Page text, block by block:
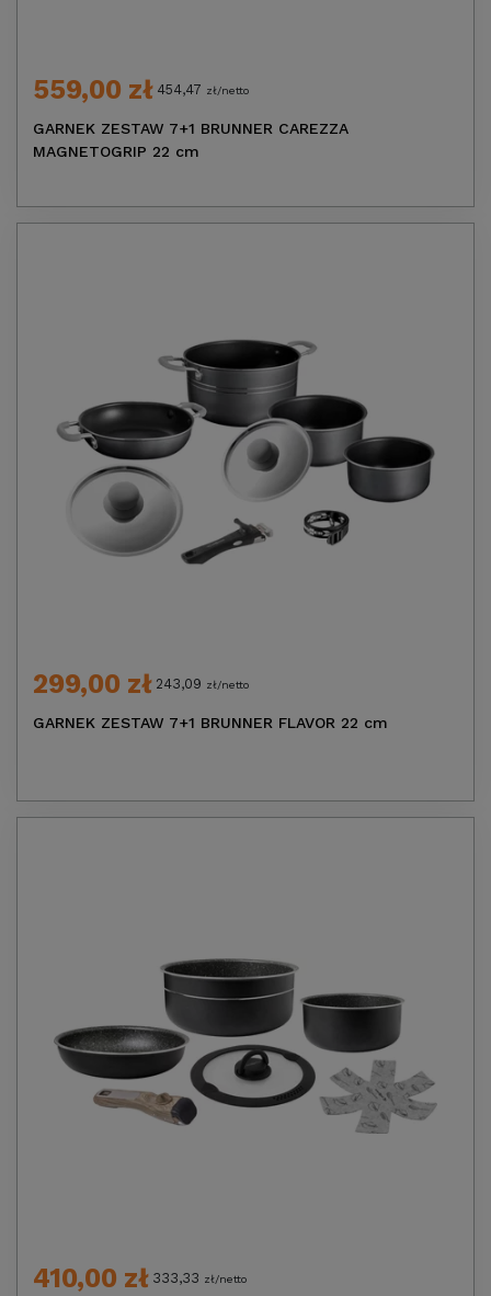
559,00 zł 454,47 zł/netto
GARNEK ZESTAW 7+1 BRUNNER CAREZZA
MAGNETOGRIP 22 cm
299,00 zł 243,09 zł/netto
GARNEK ZESTAW 7+1 BRUNNER FLAVOR 22 cm
410,00 zł 333,33 zł/netto